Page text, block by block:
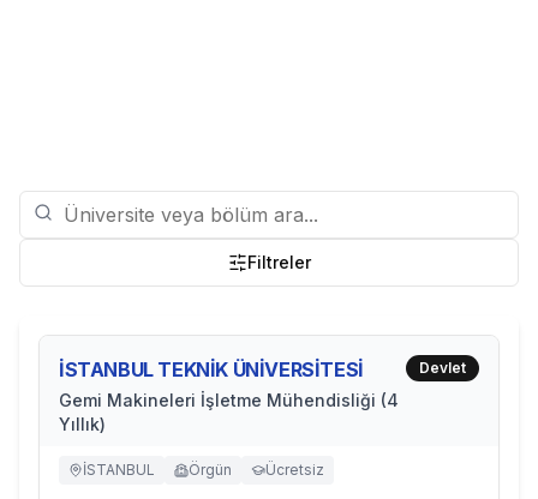
Filtreler
İSTANBUL TEKNİK ÜNİVERSİTESİ
Gemi Makineleri İşletme Mühendisliği (4
Yıllık)
Devlet
İSTANBUL Örgün Ücretsiz